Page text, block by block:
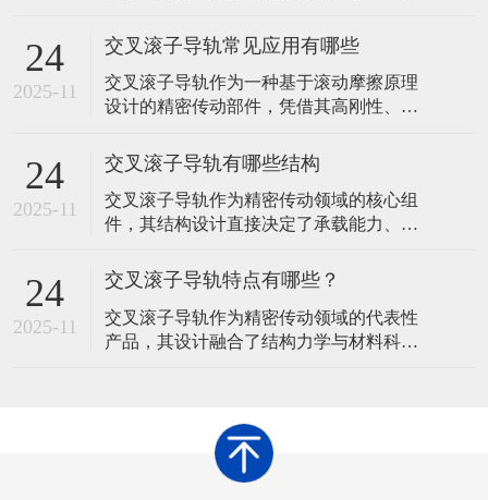
组成。那么，在使用交叉滚子导轨时，提
升运行稳定性需从安装精度、润滑维护、
环境控制、负载管理、定期检查及操作规
范等多方面综合优化。以下是具体措施及
度问题
24
2025-11
交叉滚子导轨常见应用有哪些
交叉滚子导轨作为一种基于滚动摩擦原理
设计的精密传动部件，凭借其高刚性、低
展现出广泛的应用价值。其核心结构由V型
滚道导轨、圆柱滚子及保持架组成，通过
滚子在滚道内的交错排列实现直线运动，
这种设计使其能够同时承受垂直、水平及
撑组件
24
2025-11
交叉滚子导轨有哪些结构
交叉滚子导轨作为精密传动领域的核心组
件，其结构设计直接决定了承载能力、运
列、滚道形状及辅助结构，不同类型的交
叉滚子导轨形成了各自的技术特点，以适
应多样化的工业需求。以下从基础结构到
衍生设计，系统梳理交叉滚子导轨的常见
24
2025-11
交叉滚子导轨特点有哪些？
交叉滚子导轨作为精密传动领域的代表性
产品，其设计融合了结构力学与材料科学
精度、摩擦特性及环境适应性等方面展现
出显著优势，成为工业自动化、精密加工
及高端装备制造中的核心传动元件。 交叉